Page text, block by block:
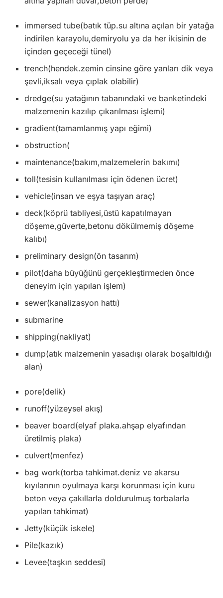
immersed tube(batık tüp.su altına açılan bir yatağa
indirilen karayolu,demiryolu ya da her ikisinin de
içinden geçeceği tünel)
trench(hendek.zemin cinsine göre yanları dik veya
şevli,iksalı veya çıplak olabilir)
dredge(su yatağının tabanındaki ve banketindeki
malzemenin kazılıp çıkarılması işlemi)
gradient(tamamlanmış yapı eğimi)
obstruction(
maintenance(bakım,malzemelerin bakımı)
toll(tesisin kullanılması için ödenen ücret)
vehicle(insan ve eşya taşıyan araç)
deck(köprü tabliyesi,üstü kapatılmayan
döşeme,güverte,betonu dökülmemiş döşeme
kalıbı)
preliminary design(ön tasarım)
pilot(daha büyüğünü gerçekleştirmeden önce
deneyim için yapılan işlem)
sewer(kanalizasyon hattı)
submarine
shipping(nakliyat)
dump(atık malzemenin yasadışı olarak boşaltıldığı
alan)
pore(delik)
runoff(yüzeysel akış)
beaver board(elyaf plaka.ahşap elyafından
üretilmiş plaka)
culvert(menfez)
bag work(torba tahkimat.deniz ve akarsu
kıyılarının oyulmaya karşı korunması için kuru
beton veya çakıllarla doldurulmuş torbalarla
yapılan tahkimat)
Jetty(küçük iskele)
Pile(kazık)
Levee(taşkın seddesi)